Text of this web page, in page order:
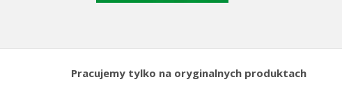
Pracujemy tylko na oryginalnych produktach